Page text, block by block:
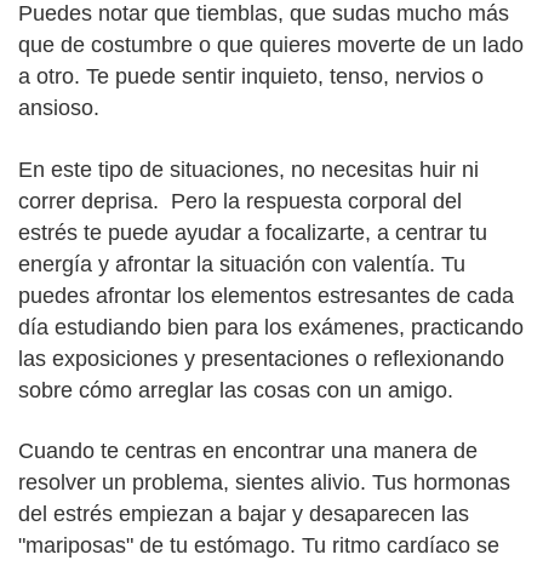
Puedes notar que tiemblas, que sudas mucho más
que de costumbre o que quieres moverte de un lado
a otro. Te puede sentir inquieto, tenso, nervios o
ansioso.
En este tipo de situaciones, no necesitas huir ni
correr deprisa. Pero la respuesta corporal del
estrés te puede ayudar a focalizarte, a centrar tu
energía y afrontar la situación con valentía. Tu
puedes afrontar los elementos estresantes de cada
día estudiando bien para los exámenes, practicando
las exposiciones y presentaciones o reflexionando
sobre cómo arreglar las cosas con un amigo.
Cuando te centras en encontrar una manera de
resolver un problema, sientes alivio. Tus hormonas
del estrés empiezan a bajar y desaparecen las
"mariposas" de tu estómago. Tu ritmo cardíaco se